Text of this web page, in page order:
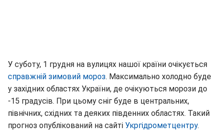
У суботу, 1 грудня на вулицях нашої країни очікується
справжній зимовий мороз. Максимально холодно буде
у західних областях України, де очікуються морози до
-15 градусів. При цьому сніг буде в центральних,
північних, східних та деяких південних областях. Такий
прогноз опублікований на сайті Укргідрометцентру.